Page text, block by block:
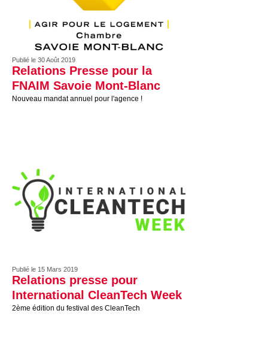
Publié le 30 Août 2019
Relations Presse pour la
FNAIM Savoie Mont-Blanc
Nouveau mandat annuel pour l'agence !
Publié le 15 Mars 2019
Relations presse pour
International CleanTech Week
2ème édition du festival des CleanTech